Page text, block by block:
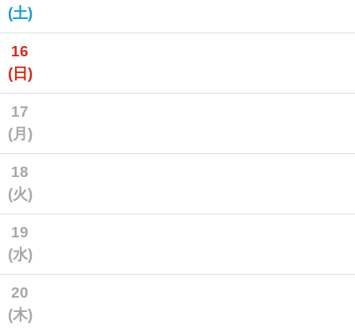
(土)
16
(日)
17
(月)
18
(火)
19
(水)
20
(木)